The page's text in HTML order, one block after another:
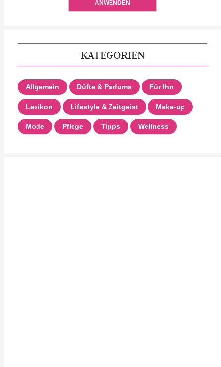
ANWENDEN
KATEGORIEN
Allgemein Düfte & Parfums Für Ihn
Lexikon Lifestyle & Zeitgeist Make-up
Mode Pflege Tipps Wellness